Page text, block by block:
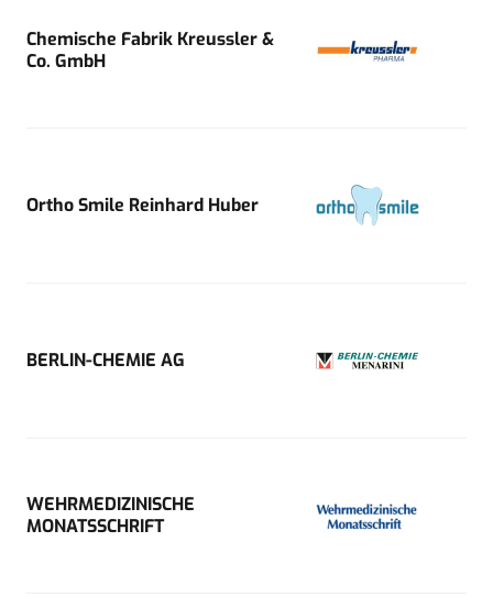
Chemische Fabrik Kreussler &
Co. GmbH
Ortho Smile Reinhard Huber
BERLIN-CHEMIE AG
WEHRMEDIZINISCHE
MONATSSCHRIFT